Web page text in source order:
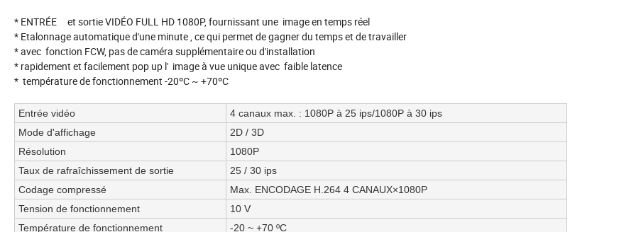
* ENTRÉE et sortie VIDÉO FULL HD 1080P, fournissant une image en temps réel
* Etalonnage automatique d'une minute , ce qui permet de gagner du temps et de travailler
* avec fonction FCW, pas de caméra supplémentaire ou d'installation
* rapidement et facilement pop up l' image à vue unique avec faible latence
* température de fonctionnement -20ºC ~ +70ºC
Entrée vidéo
4 canaux max. : 1080P à 25 ips/1080P à 30 ips
Mode d'affichage
2D / 3D
Résolution
1080P
Taux de rafraîchissement de sortie
25 / 30 ips
Codage compressé
Max. ENCODAGE H.264 4 CANAUX×1080P
Tension de fonctionnement
10 V
Température de fonctionnement
-20 ~ +70 ºC